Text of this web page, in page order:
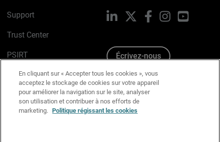
Support
Trust Center
PSIRT
Avis sur les cookies
Politique de confidentialité
Charte Graphique
LinkedIn FacebookInstagramYouTube
Écrivez-nous
En cliquant sur « Accepter tous les cookies », vous
acceptez le stockage de cookies sur votre appareil
pour améliorer la navigation sur le site, analyser
son utilisation et contribuer à nos efforts de
marketing. Politique régissant les cookies